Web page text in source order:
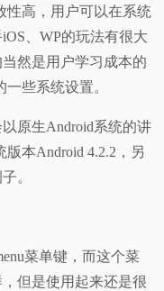
性高，用户可以在系统
、WP的玩法有很大
然是用户学习成本的
些系统设置。
原生Android系统的讲
本Android 4.2.2，另
。
菜单键，而这个菜
但是使用起来还是很